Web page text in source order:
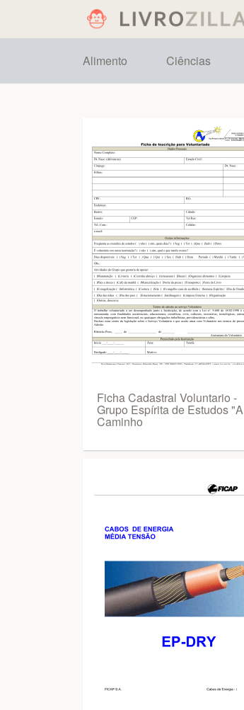
Alimento Ciências
Ficha Cadastral Voluntario -
Grupo Espírita de Estudos "A
Caminho